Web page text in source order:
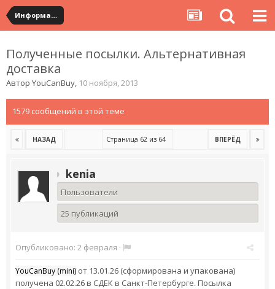
Информация по полученным посылкам
Полученные посылки. Альтернативная
доставка
Автор YouCanBuy, 10 ноября, 2013
1579 сообщений в этой теме
НАЗАД ВПЕРЁД
Страница 62 из 64
kenia
Пользователи
25 публикаций
Опубликовано: 2 февраля ·
YouCanBuy (mini) от 13.01.26 (сформирована и упакована)
получена 02.02.26 в СДЕК в Санкт-Петербурге. Посылка